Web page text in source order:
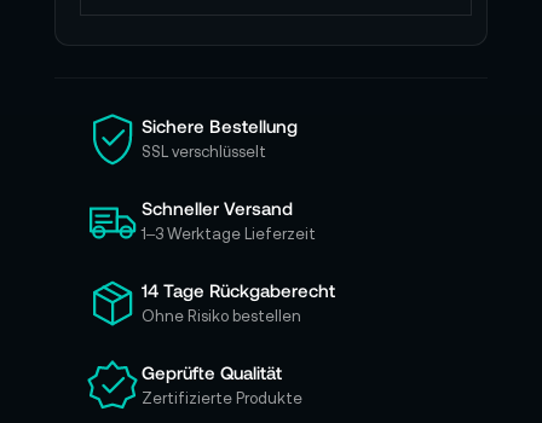
d
i
e
s
c
h
ü
r
u
e
Sichere Bestellung
SSL verschlüsselt
Schneller Versand
1–3 Werktage Lieferzeit
14 Tage Rückgaberecht
Ohne Risiko bestellen
Geprüfte Qualität
Zertifizierte Produkte